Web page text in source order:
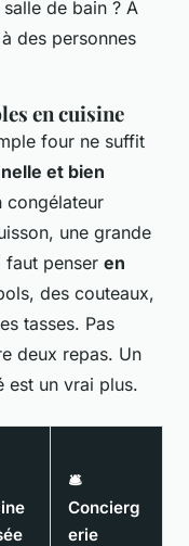
de bain ? À
des personnes
en cuisine
four ne suffit
et bien
congélateur
une grande
faut penser en
des couteaux,
tasses. Pas
deux repas. Un
est un vrai plus.
🛎️
Concierg
erie